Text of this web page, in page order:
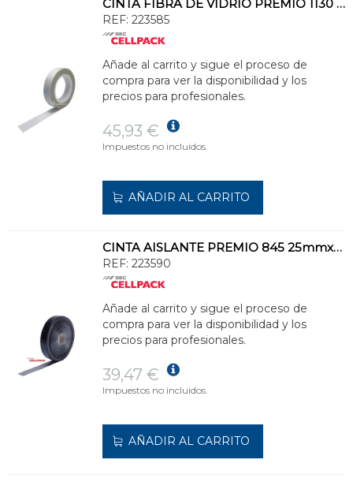
CINTA FIBRA DE VIDRIO PREMIO 1130 12mmx33m 0,18mm BLANCO
REF: 223585
Añade al carrito y sigue el proceso de
compra para ver la disponibilidad y los
precios para profesionales.
45,93 €
Impuestos no incluidos.
AÑADIR AL CARRITO
CINTA AISLANTE PREMIO 845 25mmx50m 0,18mm NEGRO
REF: 223590
Añade al carrito y sigue el proceso de
compra para ver la disponibilidad y los
precios para profesionales.
39,47 €
Impuestos no incluidos.
AÑADIR AL CARRITO